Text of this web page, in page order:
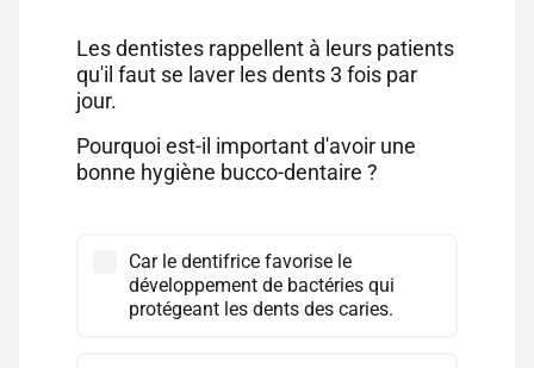
Les dentistes rappellent à leurs patients
qu'il faut se laver les dents 3 fois par
jour.
Pourquoi est-il important d'avoir une
bonne hygiène bucco-dentaire ?
Car le dentifrice favorise le
développement de bactéries qui
protégeant les dents des caries.